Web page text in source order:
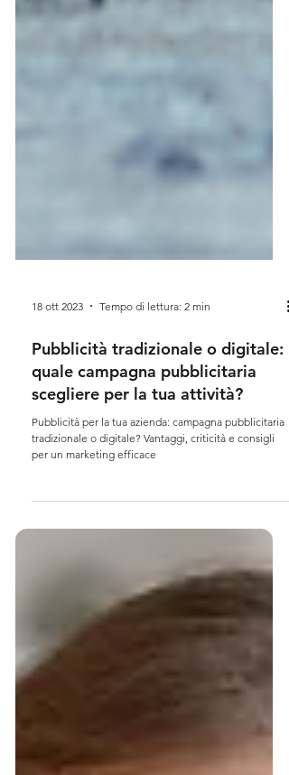
18 ott 2023 Tempo di lettura: 2 min
Pubblicità tradizionale o digitale:
quale campagna pubblicitaria
scegliere per la tua attività?
Pubblicità per la tua azienda: campagna pubblicitaria
per un marketing efficace